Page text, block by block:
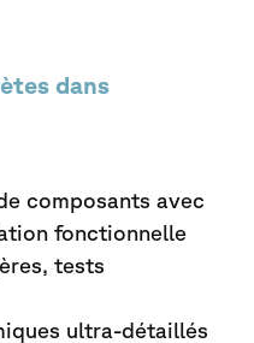
dans
composants avec
fonctionnelle
tests
ultra-détaillés